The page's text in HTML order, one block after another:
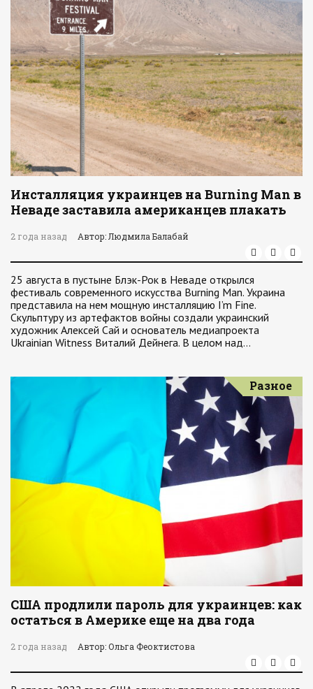
Инсталляция украинцев на Burning Man в
Неваде заставила американцев плакать
2 года назад Автор: Людмила Балабай
25 августа в пустыне Блэк-Рок в Неваде открылся
фестиваль современного искусства Burning Man. Украина
представила на нем мощную инсталляцию I’m Fine.
Скульптуру из артефактов войны создали украинский
художник Алексей Сай и основатель медиапроекта
Ukrainian Witness Виталий Дейнега. В целом над…
Разное
США продлили пароль для украинцев: как
остаться в Америке еще на два года
2 года назад Автор: Ольга Феоктистова